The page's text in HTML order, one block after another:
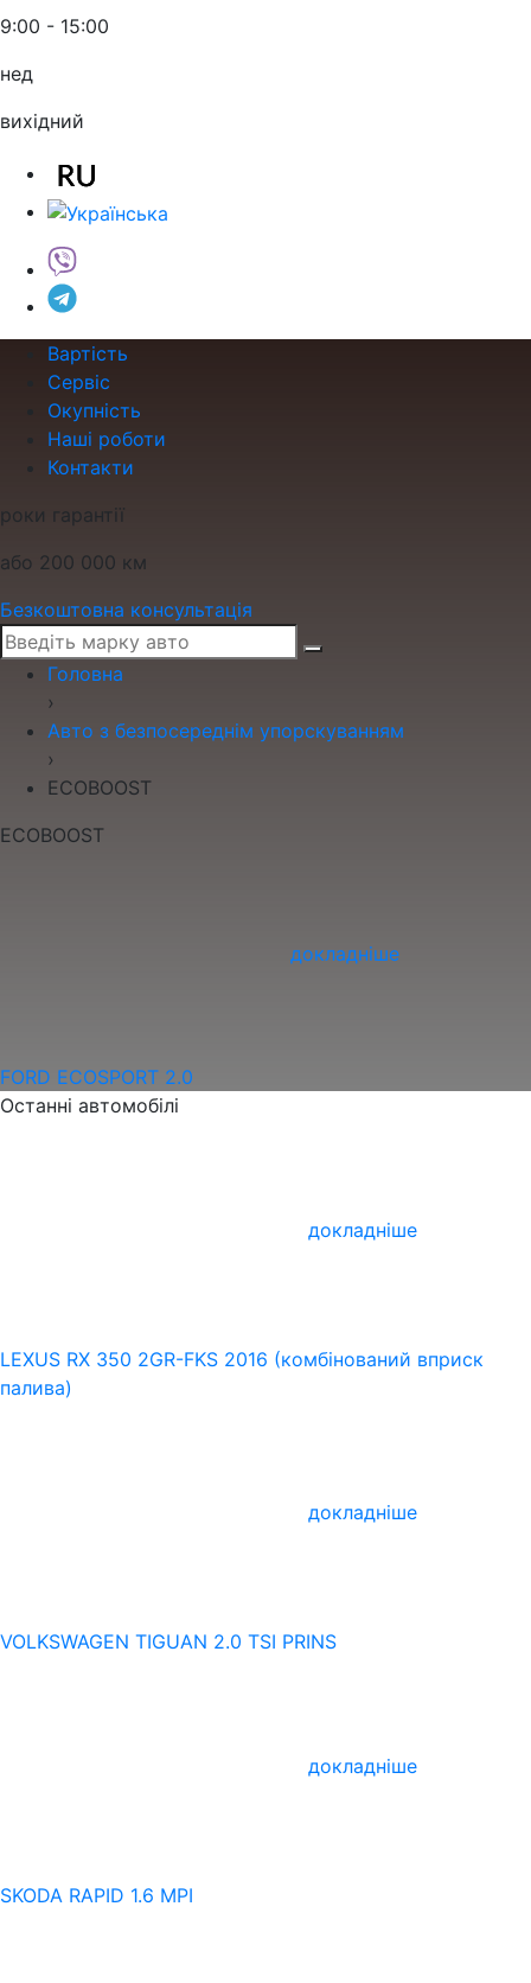
9:00 - 15:00
нед
вихідний
Вартість
Сервіс
Окупність
Наші роботи
Контакти
роки гарантії
або 200 000 км
Безкоштовна консультація
Головна
›
Авто з безпосереднім упорскуванням
›
ECOBOOST
ECOBOOST
докладніше
FORD ECOSPORT 2.0
Останні автомобілі
докладніше
LEXUS RX 350 2GR-FKS 2016 (комбінований вприск
палива)
докладніше
VOLKSWAGEN TIGUAN 2.0 TSI PRINS
докладніше
SKODA RAPID 1.6 MPI